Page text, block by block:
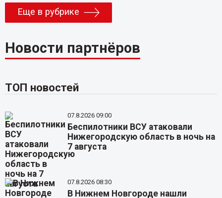
Еще в рубрике
Новости партнёров
ТОП новостей
07.8.2026 09:00
Беспилотники ВСУ атаковали
Нижегородскую область в ночь на
7 августа
07.8.2026 08:30
В Нижнем Новгороде нашли